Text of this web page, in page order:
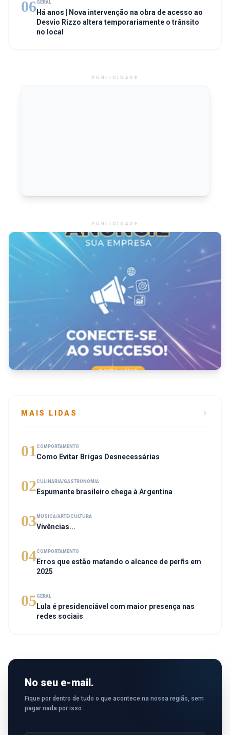
06GERAL
Há anos | Nova intervenção na obra de acesso ao
Desvio Rizzo altera temporariamente o trânsito
no local
PUBLICIDADE
PUBLICIDADE
MAIS LIDAS
01 COMPORTAMENTO
Como Evitar Brigas Desnecessárias
02CULINÁRIA/GASTRONOMIA
Espumante brasileiro chega à Argentina
03 MÚSICA/ARTE/CULTURA
Vivências...
04COMPORTAMENTO
Erros que estão matando o alcance de perfis em
2025
05GERAL
Lula é presidenciável com maior presença nas
redes sociais
No seu e-mail.
Fique por dentro de tudo o que acontece na nossa região, sem
pagar nada por isso.